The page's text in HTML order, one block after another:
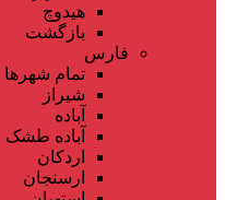
هیدوچ
بازگشت
فارس
تمام شهر‌ها
شیراز
آباده
آباده طشک
اردکان
ارسنجان